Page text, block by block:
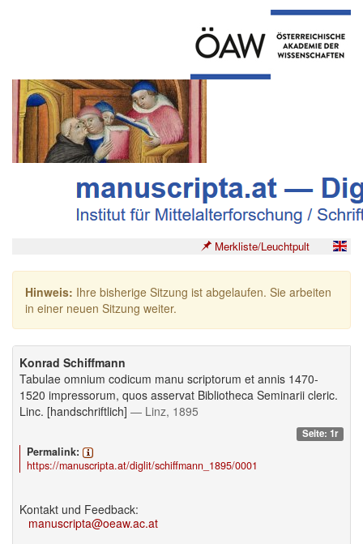
Merkliste/Leuchtpult
Hinweis: Ihre bisherige Sitzung ist abgelaufen. Sie arbeiten
in einer neuen Sitzung weiter.
Konrad Schiffmann
Tabulae omnium codicum manu scriptorum et annis 1470-
1520 impressorum, quos asservat Bibliotheca Seminarii cleric.
Linc. [handschriftlich] — Linz, 1895
Seite: 1r
Permalink:
https://manuscripta.at/diglit/schiffmann_1895/0001
Kontakt und Feedback:
manuscripta@oeaw.ac.at